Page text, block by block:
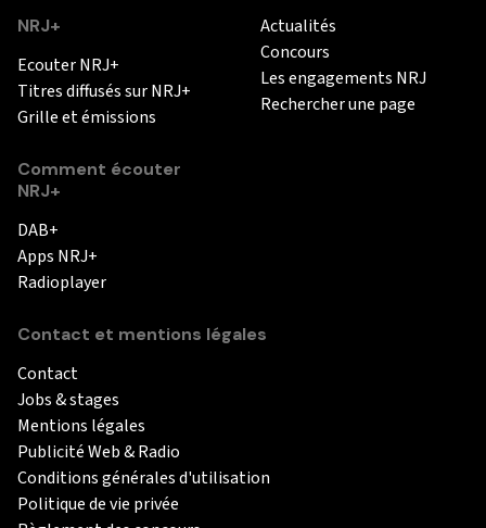
NRJ+
Ecouter NRJ+
Titres diffusés sur NRJ+
Grille et émissions
Comment écouter
NRJ+
DAB+
Apps NRJ+
Radioplayer
Actualités
Concours
Les engagements NRJ
Rechercher une page
Contact et mentions légales
Contact
Jobs & stages
Mentions légales
Publicité Web & Radio
Conditions générales d'utilisation
Politique de vie privée